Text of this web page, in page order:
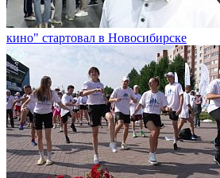
кино" стартовал в Новосибирске